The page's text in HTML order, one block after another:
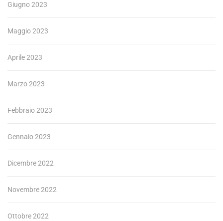
Giugno 2023
Maggio 2023
Aprile 2023
Marzo 2023
Febbraio 2023
Gennaio 2023
Dicembre 2022
Novembre 2022
Ottobre 2022